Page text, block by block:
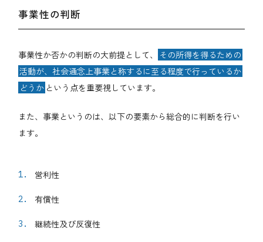
事業性の判断
事業性か否かの判断の大前提として、
その所得を得るための
活動が、社会通念上事業と称するに至る程度で行っているか
どうか という点を重要視しています。
また、事業というのは、以下の要素から総合的に判断を行い
ます。
営利性
有償性
継続性及び反復性